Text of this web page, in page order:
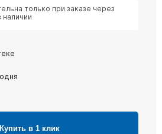
только при заказе через
наличии
Купить в 1 клик